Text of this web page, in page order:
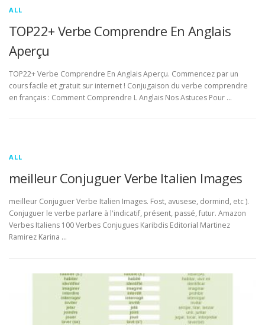
ALL
TOP22+ Verbe Comprendre En Anglais
Aperçu
TOP22+ Verbe Comprendre En Anglais Aperçu. Commencez par un
cours facile et gratuit sur internet ! Conjugaison du verbe comprendre
en français : Comment Comprendre L Anglais Nos Astuces Pour …
ALL
meilleur Conjuguer Verbe Italien Images
meilleur Conjuguer Verbe Italien Images. Fost, avusese, dormind, etc ).
Conjuguer le verbe parlare à l'indicatif, présent, passé, futur. Amazon
Verbes Italiens 100 Verbes Conjugues Karibdis Editorial Martinez
Ramirez Karina …